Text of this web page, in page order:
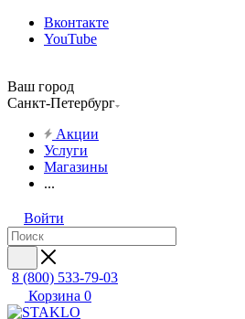
Вконтакте
YouTube
Ваш город
Санкт-Петербург
Акции
Услуги
Магазины
...
Войти
8 (800) 533-79-03
Корзина 0